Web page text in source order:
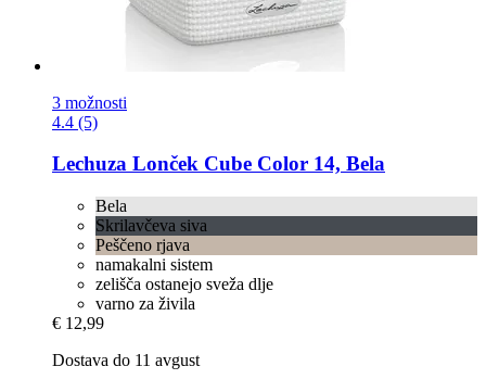
3 možnosti
4.4 (5)
Lechuza Lonček Cube Color 14, Bela
Bela
Skrilavčeva siva
Peščeno rjava
namakalni sistem
zelišča ostanejo sveža dlje
varno za živila
€ 12,99
Dostava do 11 avgust